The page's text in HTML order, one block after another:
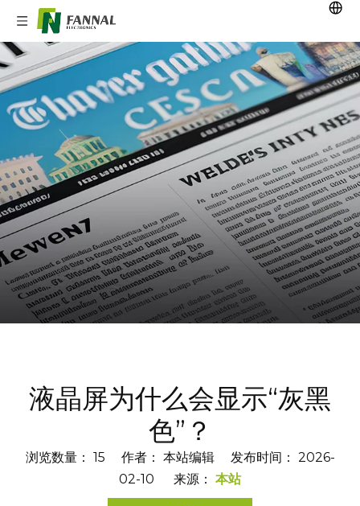
液晶屏为什么会显示“灰黑
色”？
浏览数量： 15 作者： 本站编辑 发布时间： 2026-
02-10 来源： 本站